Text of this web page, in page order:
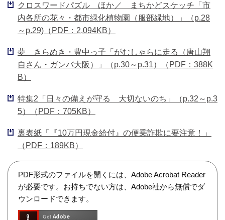
クロスワードパズル ほか／ まちかどスケッチ「市
内各所の花々・都市緑化植物園（服部緑地）」（p.28
～p.29)（PDF：2,094KB）
夢 きらめき・豊中っ子「がむしゃらに走る（唐山翔
自さん・ガンバ大阪）」（p.30～p.31）（PDF：388K
B）
特集2「日々の備えが守る 大切ないのち」（p.32～p.3
5）（PDF：705KB）
裏表紙「『10万円現金給付』の便乗詐欺に要注意！」
（PDF：189KB）
PDF形式のファイルを開くには、Adobe Acrobat Reader
が必要です。お持ちでない方は、Adobe社から無償でダ
ウンロードできます。